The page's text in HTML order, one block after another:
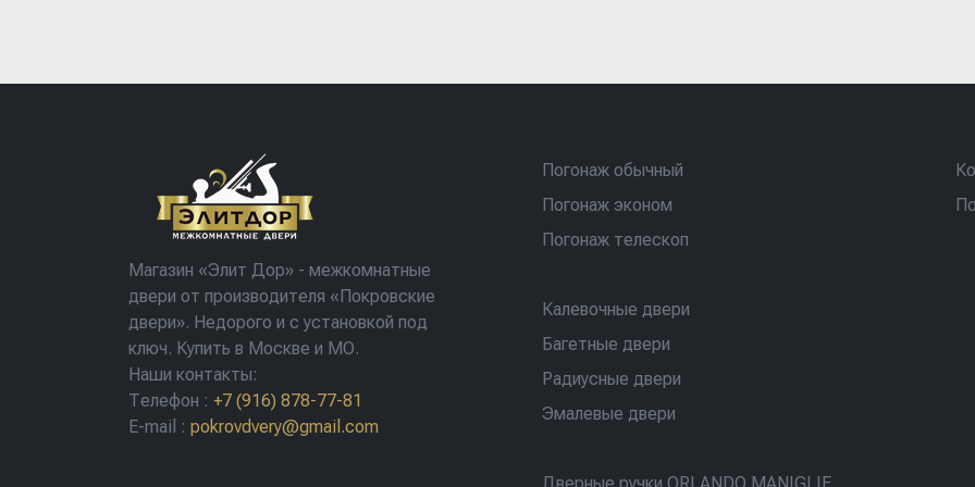
Магазин «Элит Дор» - межкомнатные
двери от производителя «Покровские
двери». Недорого и с установкой под
ключ. Купить в Москве и МО.
Наши контакты:
Телефон : +7 (916) 878-77-81
E-mail : pokrovdvery@gmail.com
Погонаж обычный
Погонаж эконом
Погонаж телескоп
Калевочные двери
Багетные двери
Радиусные двери
Эмалевые двери
Дверные ручки ORLANDO MANIGLIE